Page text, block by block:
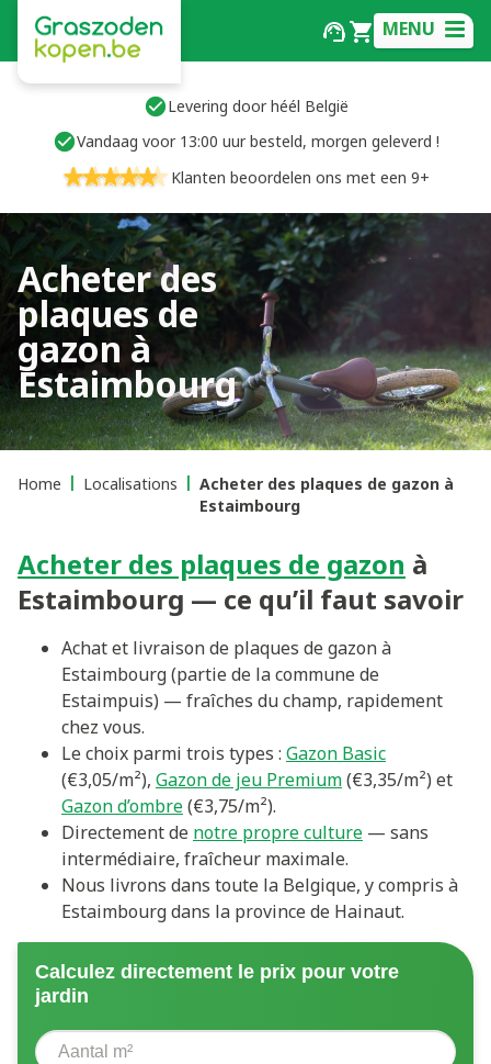
MENU
Levering door héél België
Vandaag voor 13:00 uur besteld, morgen geleverd !
Klanten beoordelen ons met een 9+
Acheter des
plaques de
gazon à
Estaimbourg
Home Localisations
Acheter des plaques de gazon à
Estaimbourg
Acheter des plaques de gazon à
Estaimbourg — ce qu’il faut savoir
Achat et livraison de plaques de gazon à
Estaimbourg (partie de la commune de
Estaimpuis) — fraîches du champ, rapidement
chez vous.
Le choix parmi trois types : Gazon Basic
(€3,05/m²), Gazon de jeu Premium(€3,35/m²) et
Gazon d’ombre(€3,75/m²).
Directement de notre propre culture — sans
intermédiaire, fraîcheur maximale.
Nous livrons dans toute la Belgique, y compris à
Estaimbourg dans la province de Hainaut.
Calculez directement le prix pour votre
jardin